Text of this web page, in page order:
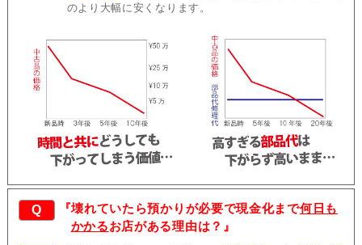
のより大幅に安くなります。
Q 『壊れていたら預かりが必要で現金化まで何日も
かかるお店がある理由は？』